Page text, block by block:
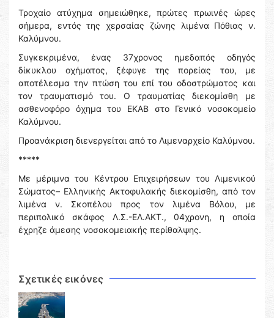
Τροχαίο ατύχημα σημειώθηκε, πρώτες πρωινές ώρες
σήμερα, εντός της χερσαίας ζώνης λιμένα Πόθιας ν.
Καλύμνου.
Συγκεκριμένα, ένας 37χρονος ημεδαπός οδηγός
δίκυκλου οχήματος, ξέφυγε της πορείας του, με
αποτέλεσμα την πτώση του επί του οδοστρώματος και
τον τραυματισμό του. Ο τραυματίας διεκομίσθη με
ασθενοφόρο όχημα του ΕΚΑΒ στο Γενικό νοσοκομείο
Καλύμνου.
Προανάκριση διενεργείται από το Λιμεναρχείο Καλύμνου.
*****
Με μέριμνα του Κέντρου Επιχειρήσεων του Λιμενικού
Σώματος– Ελληνικής Ακτοφυλακής διεκομίσθη, από τον
λιμένα ν. Σκοπέλου προς τον λιμένα Βόλου, με
περιπολικό σκάφος Λ.Σ.-ΕΛ.ΑΚΤ., 04χρονη, η οποία
έχρηζε άμεσης νοσοκομειακής περίθαλψης.
Σχετικές εικόνες